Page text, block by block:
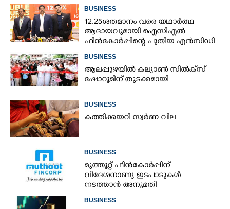
BUSINESS
12.25ശതമാനം വരെ യഥാർത്ഥ
ആദായവുമായി ഐസിഎൽ
ഫിൻകോർപ്പിന്റെ പുതിയ എൻസിഡി
ഇഷ്യു ആരംഭിക്കുന്നു
BUSINESS
ആലപ്പുഴയിൽ കല്യാൺ സിൽക്‌സ്
ഷോറൂമിന് തുടക്കമായി
BUSINESS
കത്തിക്കയറി സ്വർണ വില
BUSINESS
മുത്തൂറ്റ് ഫിൻകോർപ്പിന്
വിദേശനാണ്യ ഇടപാടുകൾ
നടത്താൻ അനുമതി
BUSINESS